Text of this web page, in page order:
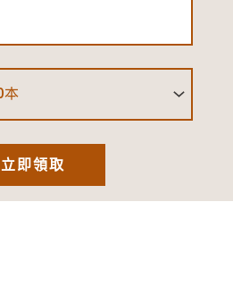
立即領取